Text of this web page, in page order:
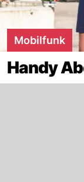
Mobilfunk
Handy